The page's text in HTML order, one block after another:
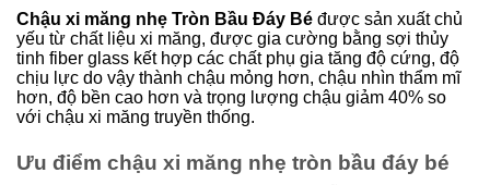
Chậu xi măng nhẹ Tròn Bầu Đáy Bé được sản xuất chủ
yếu từ chất liệu xi măng, được gia cường bằng sợi thủy
tinh fiber glass kết hợp các chất phụ gia tăng độ cứng, độ
chịu lực do vậy thành chậu mỏng hơn, chậu nhìn thẩm mĩ
hơn, độ bền cao hơn và trọng lượng chậu giảm 40% so
với chậu xi măng truyền thống.
Ưu điểm chậu xi măng nhẹ tròn bầu đáy bé